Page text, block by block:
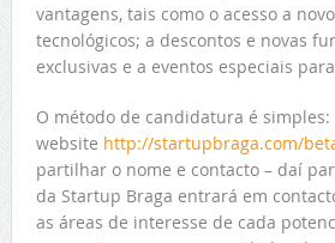
vantagens, tais como o acesso a
tecnológicos; a descontos e novas
exclusivas e a eventos especiais
O método de candidatura é
website http://startupbraga.com/
partilhar o nome e contacto – daí
da Startup Braga entrará em
as áreas de interesse de cada